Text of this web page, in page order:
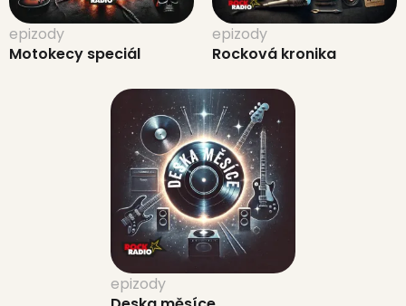
epizody
Motokecy speciál
epizody
Rocková kronika
epizody